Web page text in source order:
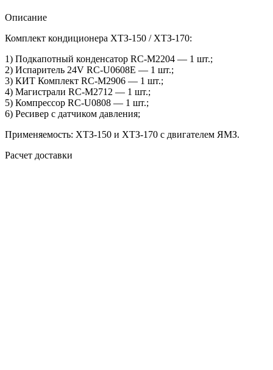
Описание
Комплект кондиционера ХТЗ-150 / ХТЗ-170:
1) Подкапотный конденсатор RC-M2204 — 1 шт.;
2) Испаритель 24V RC-U0608E — 1 шт.;
3) КИТ Комплект RC-M2906 — 1 шт.;
4) Магистрали RC-M2712 — 1 шт.;
5) Компрессор RC-U0808 — 1 шт.;
6) Ресивер с датчиком давления;
Применяемость: ХТЗ-150 и ХТЗ-170 с двигателем ЯМЗ.
Расчет доставки